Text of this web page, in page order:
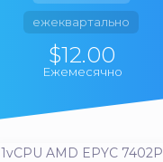
ежеквартально
$12.00
Ежемесячно
1vCPU AMD EPYC 7402P